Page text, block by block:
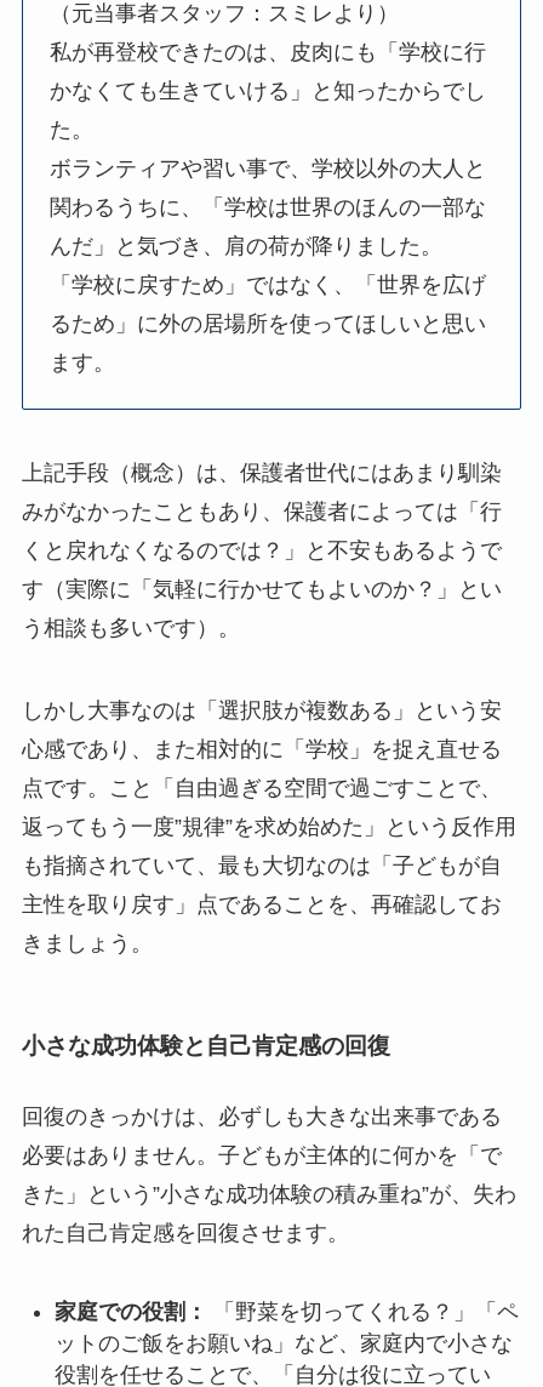
（元当事者スタッフ：スミレより）
私が再登校できたのは、皮肉にも「学校に行
かなくても生きていける」と知ったからでし
た。
ボランティアや習い事で、学校以外の大人と
関わるうちに、「学校は世界のほんの一部な
んだ」と気づき、肩の荷が降りました。
「学校に戻すため」ではなく、「世界を広げ
るため」に外の居場所を使ってほしいと思い
ます。
上記手段（概念）は、保護者世代にはあまり馴染
みがなかったこともあり、保護者によっては「行
くと戻れなくなるのでは？」と不安もあるようで
す（実際に「気軽に行かせてもよいのか？」とい
う相談も多いです）。
しかし大事なのは「選択肢が複数ある」という安
心感であり、また相対的に「学校」を捉え直せる
点です。こと「自由過ぎる空間で過ごすことで、
返ってもう一度”規律”を求め始めた」という反作用
も指摘されていて、最も大切なのは「子どもが自
主性を取り戻す」点であることを、再確認してお
きましょう。
小さな成功体験と自己肯定感の回復
回復のきっかけは、必ずしも大きな出来事である
必要はありません。子どもが主体的に何かを「で
きた」という”小さな成功体験の積み重ね”が、失わ
れた自己肯定感を回復させます。
家庭での役割：
「野菜を切ってくれる？」「ペ
ットのご飯をお願いね」など、家庭内で小さな
役割を任せることで、「自分は役に立ってい